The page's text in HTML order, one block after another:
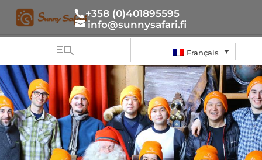
+358 (0)401895595
info@sunnysafari.fi
Français